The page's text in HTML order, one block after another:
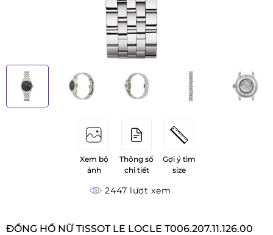
Xem bộ
ảnh
Thông số
chi tiết
Gợi ý tìm
size
2447 lượt xem
ĐỒNG HỒ NỮ TISSOT LE LOCLE T006.207.11.126.00